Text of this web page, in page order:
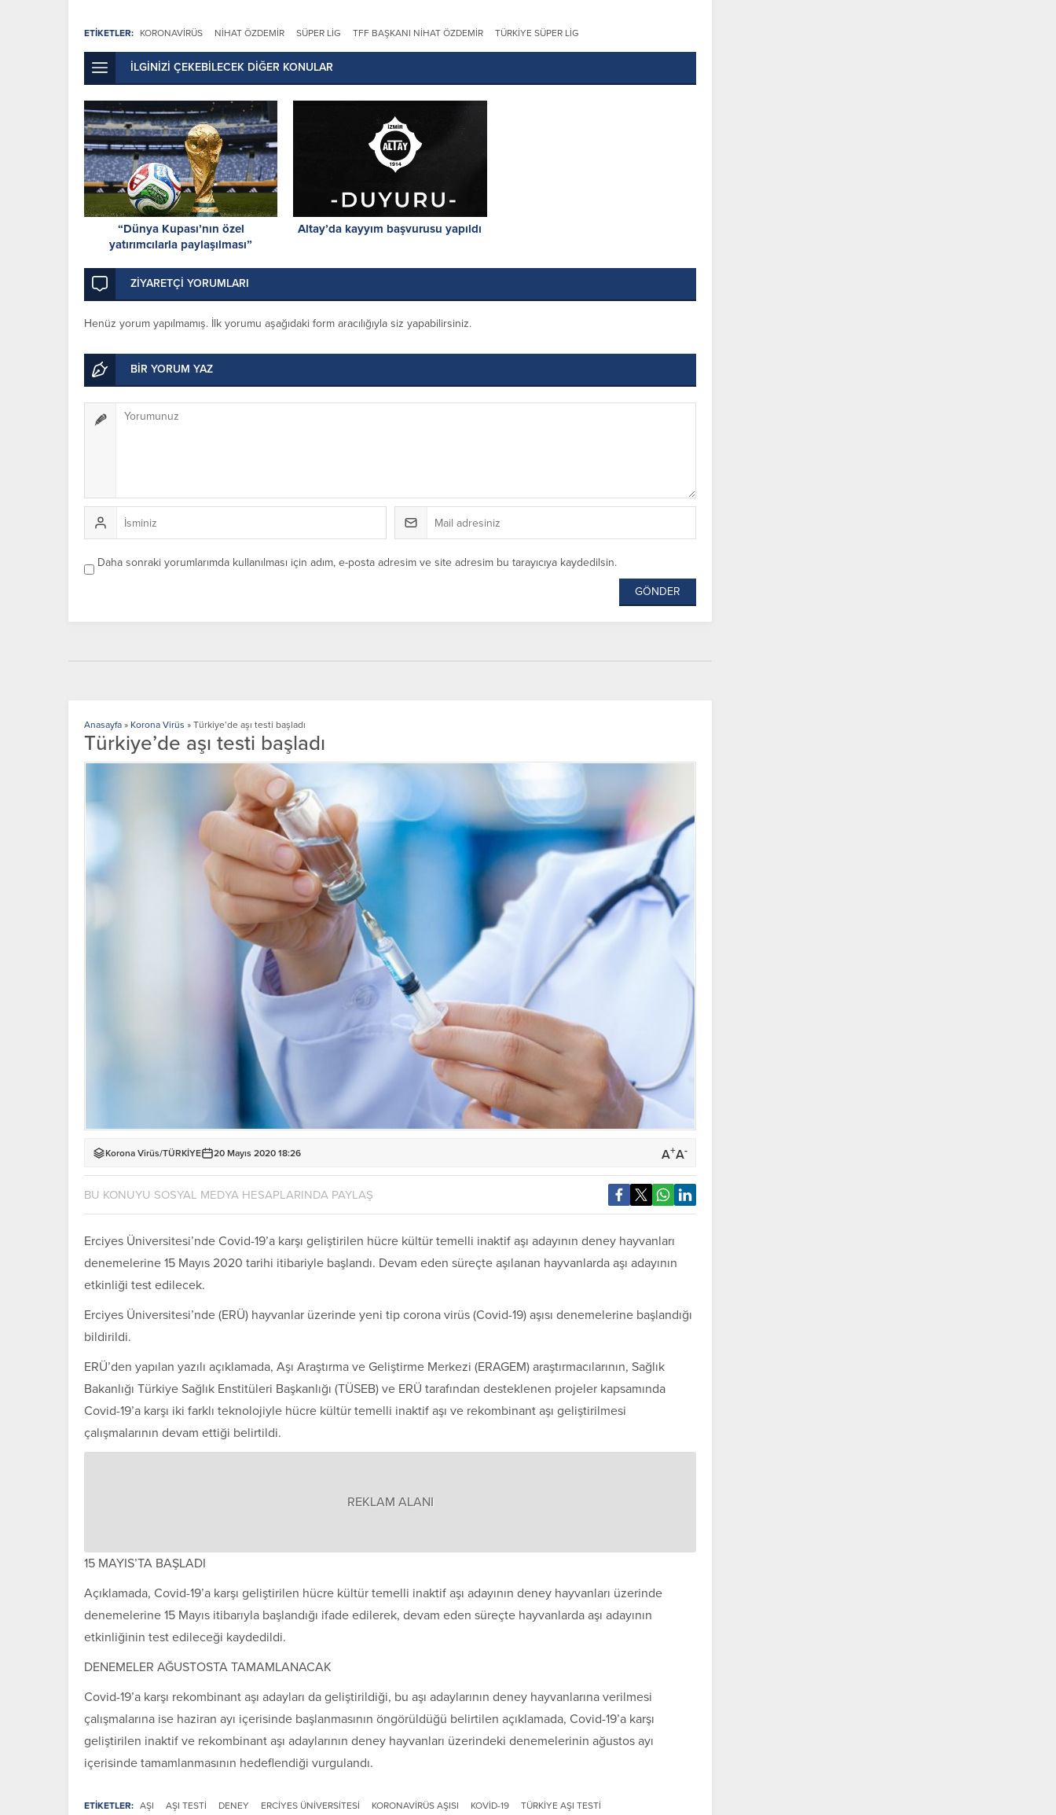
ETİKETLER: KORONAVIRÜS NIHAT ÖZDEMIR SÜPER LIG TFF BAŞKANI NIHAT ÖZDEMIR TÜRKIYE SÜPER LIG
İLGİNİZİ ÇEKEBİLECEK DİĞER KONULAR
“Dünya Kupası’nın özel
yatırımcılarla paylaşılması”
Altay’da kayyım başvurusu yapıldı
ZİYARETÇİ YORUMLARI
Henüz yorum yapılmamış. İlk yorumu aşağıdaki form aracılığıyla siz yapabilirsiniz.
BİR YORUM YAZ
Daha sonraki yorumlarımda kullanılması için adım, e-posta adresim ve site adresim bu tarayıcıya kaydedilsin.
Anasayfa » Korona Virüs » Türkiye’de aşı testi başladı
Türkiye’de aşı testi başladı
Korona Virüs/TÜRKİYE 20 Mayıs 2020 18:26 A+A-
BU KONUYU SOSYAL MEDYA HESAPLARINDA PAYLAŞ
Erciyes Üniversitesi’nde Covid-19’a karşı geliştirilen hücre kültür temelli inaktif aşı adayının deney hayvanları
denemelerine 15 Mayıs 2020 tarihi itibariyle başlandı. Devam eden süreçte aşılanan hayvanlarda aşı adayının
etkinliği test edilecek.
Erciyes Üniversitesi’nde (ERÜ) hayvanlar üzerinde yeni tip corona virüs (Covid-19) aşısı denemelerine başlandığı
bildirildi.
ERÜ’den yapılan yazılı açıklamada, Aşı Araştırma ve Geliştirme Merkezi (ERAGEM) araştırmacılarının, Sağlık
Bakanlığı Türkiye Sağlık Enstitüleri Başkanlığı (TÜSEB) ve ERÜ tarafından desteklenen projeler kapsamında
Covid-19’a karşı iki farklı teknolojiyle hücre kültür temelli inaktif aşı ve rekombinant aşı geliştirilmesi
çalışmalarının devam ettiği belirtildi.
REKLAM ALANI
15 MAYIS’TA BAŞLADI
Açıklamada, Covid-19’a karşı geliştirilen hücre kültür temelli inaktif aşı adayının deney hayvanları üzerinde
denemelerine 15 Mayıs itibarıyla başlandığı ifade edilerek, devam eden süreçte hayvanlarda aşı adayının
etkinliğinin test edileceği kaydedildi.
DENEMELER AĞUSTOSTA TAMAMLANACAK
Covid-19’a karşı rekombinant aşı adayları da geliştirildiği, bu aşı adaylarının deney hayvanlarına verilmesi
çalışmalarına ise haziran ayı içerisinde başlanmasının öngörüldüğü belirtilen açıklamada, Covid-19’a karşı
geliştirilen inaktif ve rekombinant aşı adaylarının deney hayvanları üzerindeki denemelerinin ağustos ayı
içerisinde tamamlanmasının hedeflendiği vurgulandı.
ETİKETLER: AŞI AŞI TESTI DENEY ERCIYES ÜNIVERSITESI KORONAVIRÜS AŞISI KOVID-19 TÜRKIYE AŞI TESTI